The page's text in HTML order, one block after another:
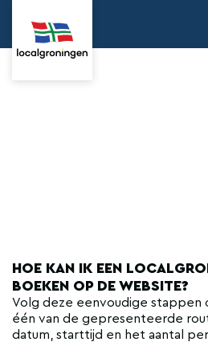
HOE KAN IK EEN
BOEKEN OP DE WEBSITE?
Volg deze eenvoudige stappen
één van de gepresenteerde
datum, starttijd en het aantal